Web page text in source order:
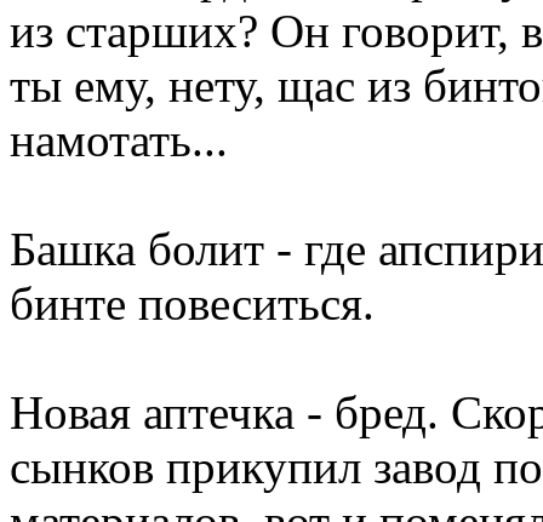
из старших? Он говорит,
ты ему, нету, щас из
намотать...
Башка болит - где
бинте повеситься.
Новая аптечка - бред.
сынков прикупил завод